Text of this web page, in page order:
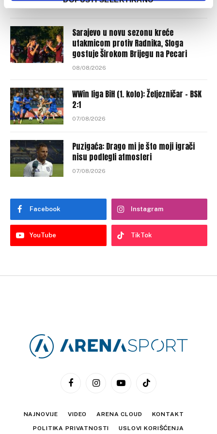
Sarajevo u novu sezonu kreće
utakmicom protiv Radnika, Sloga
gostuje Širokom Brijegu na Pecari
08/08/2026
WWin liga BiH (1. kolo): Željezničar – BSK
2:1
07/08/2026
Puzigaća: Drago mi je što moji igrači
nisu podlegli atmosferi
07/08/2026
Facebook Instagram
YouTube TikTok
FacebookInstagramYouTubeTikTok
NAJNOVIJE VIDEO ARENA CLOUD KONTAKT
POLITIKA PRIVATNOSTI USLOVI KORIŠĆENJA